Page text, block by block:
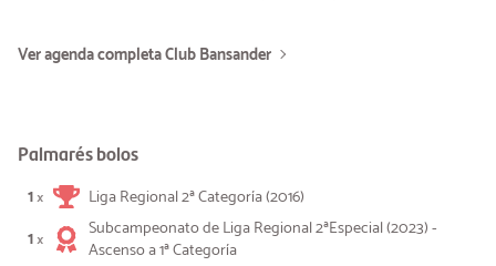
Ver agenda completa Club Bansander
Palmarés bolos
1×
Liga Regional 2ª Categoría (2016)
1×
Subcampeonato de Liga Regional 2ªEspecial (2023) -
Ascenso a 1ª Categoría